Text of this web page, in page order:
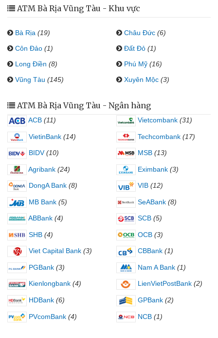
ATM Bà Rịa Vũng Tàu - Khu vực
Bà Rịa (19) Châu Đức (6)
Côn Đảo (1) Đất Đỏ (1)
Long Điền (8) Phú Mỹ (16)
Vũng Tàu (145) Xuyên Mộc (3)
ATM Bà Rịa Vũng Tàu - Ngân hàng
ACB (11) Vietcombank (31)
VietinBank (14) Techcombank (17)
BIDV (10) MSB (13)
Agribank (24) Eximbank (3)
DongA Bank (8) VIB (12)
MB Bank (5) SeABank (8)
ABBank (4) SCB (5)
SHB (4) OCB (3)
Viet Capital Bank (3) CBBank (1)
PGBank (3) Nam A Bank (1)
Kienlongbank (4) LienVietPostBank (2)
HDBank (6) GPBank (2)
PVcomBank (4) NCB (1)